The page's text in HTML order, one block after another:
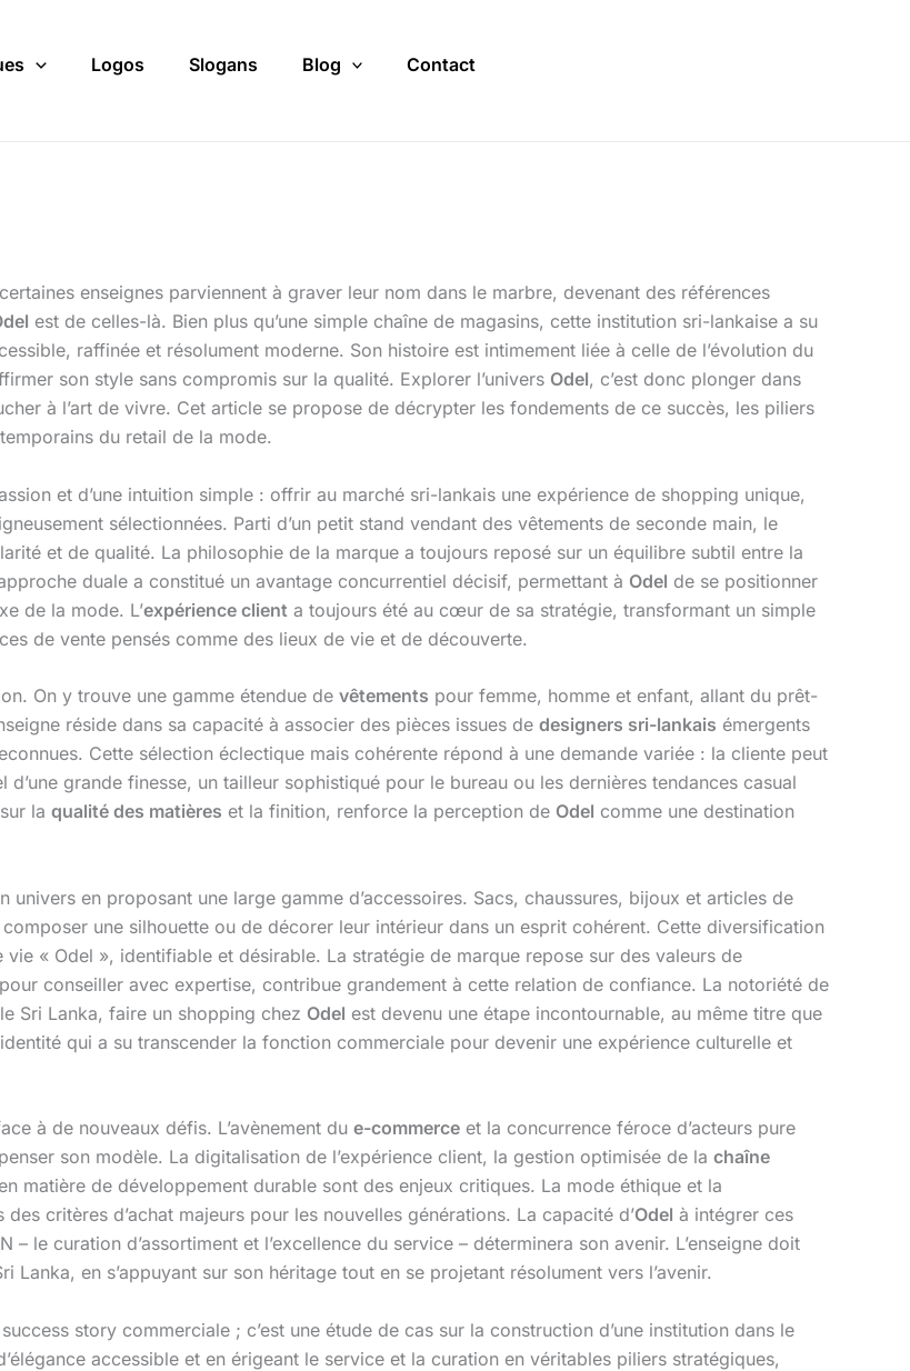
Logos Slogans Blog Contact
enseignes parviennent à graver leur nom dans le marbre, devenant des références
est de celles-là. Bien plus qu’une simple chaîne de magasins, cette institution sri-lankaise a su
raffinée et résolument moderne. Son histoire est intimement liée à celle de l’évolution du
son style sans compromis sur la qualité. Explorer l’univers Odel, c’est donc plonger dans
à l’art de vivre. Cet article se propose de décrypter les fondements de ce succès, les piliers
du retail de la mode.
et d’une intuition simple : offrir au marché sri-lankais une expérience de shopping unique,
sélectionnées. Parti d’un petit stand vendant des vêtements de seconde main, le
et de qualité. La philosophie de la marque a toujours reposé sur un équilibre subtil entre la
duale a constitué un avantage concurrentiel décisif, permettant à Odel de se positionner
de la mode. L’expérience client a toujours été au cœur de sa stratégie, transformant un simple
de vente pensés comme des lieux de vie et de découverte.
On y trouve une gamme étendue de vêtements pour femme, homme et enfant, allant du prêt-
réside dans sa capacité à associer des pièces issues de designers sri-lankais émergents
Cette sélection éclectique mais cohérente répond à une demande variée : la cliente peut
d’une grande finesse, un tailleur sophistiqué pour le bureau ou les dernières tendances casual
la qualité des matières et la finition, renforce la perception de Odel comme une destination
univers en proposant une large gamme d’accessoires. Sacs, chaussures, bijoux et articles de
une silhouette ou de décorer leur intérieur dans un esprit cohérent. Cette diversification
« Odel », identifiable et désirable. La stratégie de marque repose sur des valeurs de
conseiller avec expertise, contribue grandement à cette relation de confiance. La notoriété de
Sri Lanka, faire un shopping chez Odel est devenu une étape incontournable, au même titre que
qui a su transcender la fonction commerciale pour devenir une expérience culturelle et
à de nouveaux défis. L’avènement du e-commerce et la concurrence féroce d’acteurs pure
son modèle. La digitalisation de l’expérience client, la gestion optimisée de la chaîne
matière de développement durable sont des enjeux critiques. La mode éthique et la
critères d’achat majeurs pour les nouvelles générations. La capacité d’Odel à intégrer ces
le curation d’assortiment et l’excellence du service – déterminera son avenir. L’enseigne doit
en s’appuyant sur son héritage tout en se projetant résolument vers l’avenir.
story commerciale ; c’est une étude de cas sur la construction d’une institution dans le
accessible et en érigeant le service et la curation en véritables piliers stratégiques,